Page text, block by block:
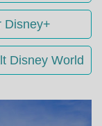
Disney+
Disney World